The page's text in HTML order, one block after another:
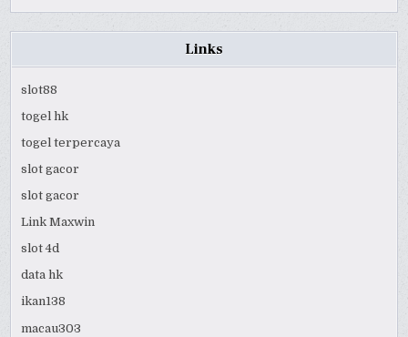
Links
slot88
togel hk
togel terpercaya
slot gacor
slot gacor
Link Maxwin
slot 4d
data hk
ikan138
macau303